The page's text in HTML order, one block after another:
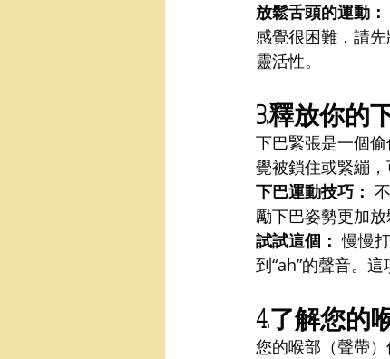
放鬆舌頭的運動：
感覺很困難，請
靈活性。
3.釋放你的
下巴緊張是一個
覺被鎖住或緊繃，
下巴運動技巧：
勵下巴姿勢更加放
試試這個： 慢慢
到“ah”的聲音。
4.了解您的
您的喉部（聲帶